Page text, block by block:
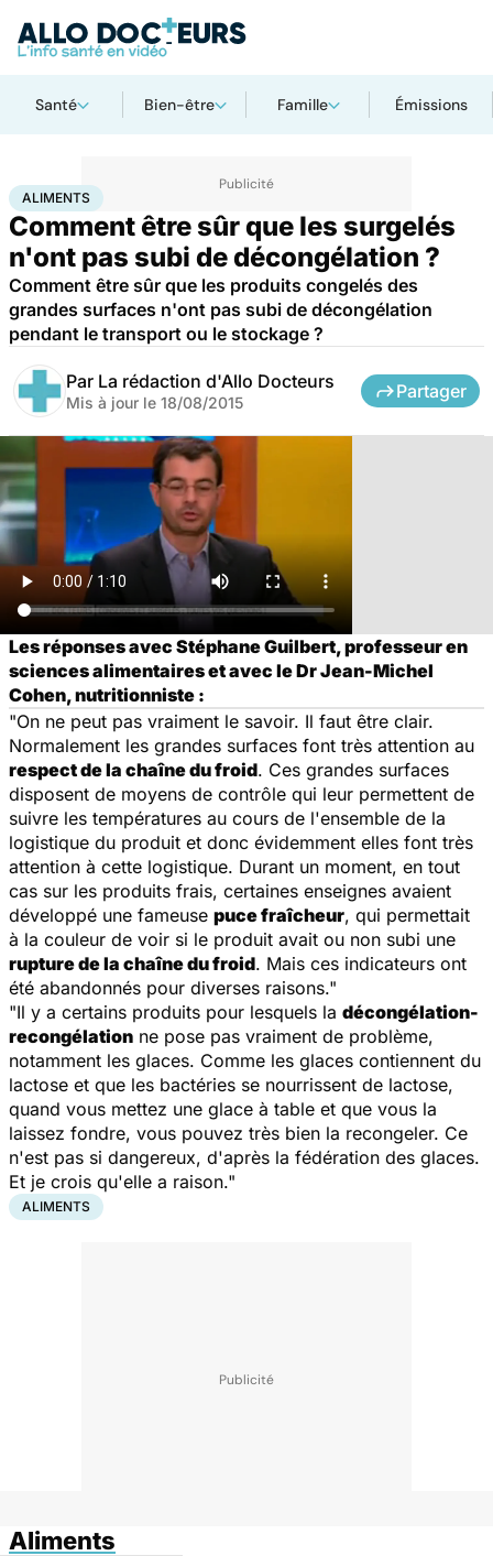
Santé Bien-être Famille Émissions
AccueilSantéAliments
ALIMENTS
Comment être sûr que les surgelés
n'ont pas subi de décongélation ?
Comment être sûr que les produits congelés des
grandes surfaces n'ont pas subi de décongélation
pendant le transport ou le stockage ?
Par La rédaction d'Allo Docteurs
Mis à jour le 18/08/2015
Partager
Les réponses avec Stéphane Guilbert, professeur en
sciences alimentaires et avec le Dr Jean-Michel
Cohen, nutritionniste :
"On ne peut pas vraiment le savoir. Il faut être clair.
Normalement les grandes surfaces font très attention au
respect de la chaîne du froid. Ces grandes surfaces
disposent de moyens de contrôle qui leur permettent de
suivre les températures au cours de l'ensemble de la
logistique du produit et donc évidemment elles font très
attention à cette logistique. Durant un moment, en tout
cas sur les produits frais, certaines enseignes avaient
développé une fameuse puce fraîcheur, qui permettait
à la couleur de voir si le produit avait ou non subi une
rupture de la chaîne du froid. Mais ces indicateurs ont
été abandonnés pour diverses raisons."
"Il y a certains produits pour lesquels la décongélation-
recongélation ne pose pas vraiment de problème,
notamment les glaces. Comme les glaces contiennent du
lactose et que les bactéries se nourrissent de lactose,
quand vous mettez une glace à table et que vous la
laissez fondre, vous pouvez très bien la recongeler. Ce
n'est pas si dangereux, d'après la fédération des glaces.
Et je crois qu'elle a raison."
ALIMENTS
Aliments